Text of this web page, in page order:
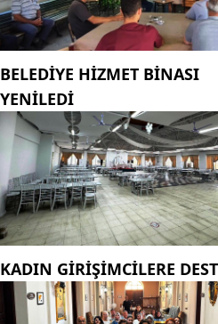
BELEDİYE HİZMET BİNASI
YENİLEDİ
KADIN GİRİŞİMCİLERE